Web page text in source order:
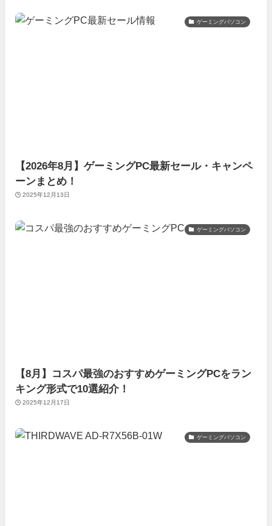
ゲーミングパソコン
【2026年8月】ゲーミングPC最新セール・キャンペ
ーンまとめ！
2025年12月13日
ゲーミングパソコン
【8月】コスパ最強のおすすめゲーミングPCをラン
キング形式で10選紹介！
2025年12月17日
ゲーミングパソコン